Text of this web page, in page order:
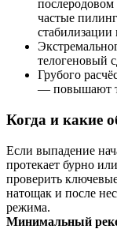
послеродовом
частые
телогеновый
Грубого
— повышают
Когда и какие
Если выпадение
протекает бурно
проверить
натощак и после
режима.
Минимальный